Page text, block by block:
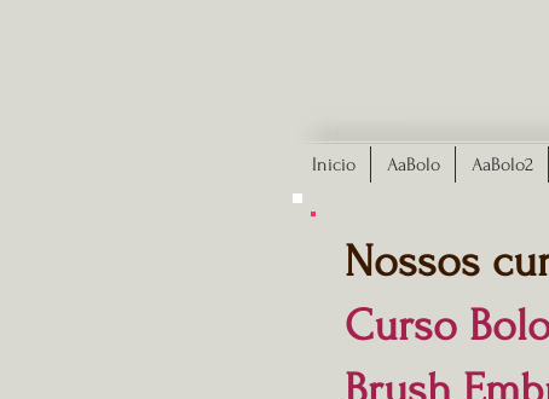
Inicio AaBolo AaBolo2
Nossos
Curso